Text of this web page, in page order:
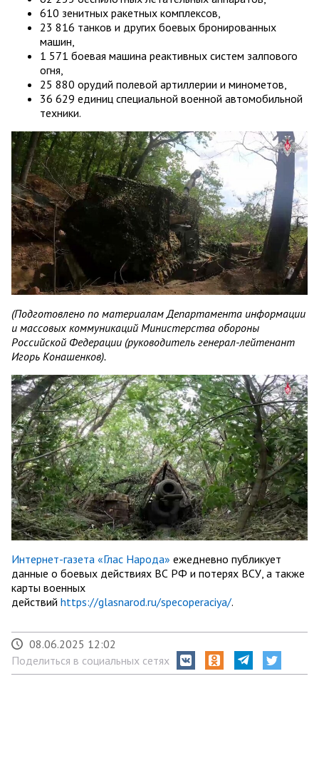
610 зенитных ракетных комплексов,
23 816 танков и других боевых бронированных
машин,
1 571 боевая машина реактивных систем залпового
огня,
25 880 орудий полевой артиллерии и минометов,
36 629 единиц специальной военной автомобильной
техники.
(Подготовлено по материалам Департамента информации
и массовых коммуникаций Министерства обороны
Российской Федерации (руководитель генерал-лейтенант
Игорь Конашенков).
Интернет-газета «Глас Народа» ежедневно публикует
данные о боевых действиях ВС РФ и потерях ВСУ, а также
карты военных
действий https://glasnarod.ru/specoperaciya/.
08.06.2025 12:02
Поделиться в социальных сетях